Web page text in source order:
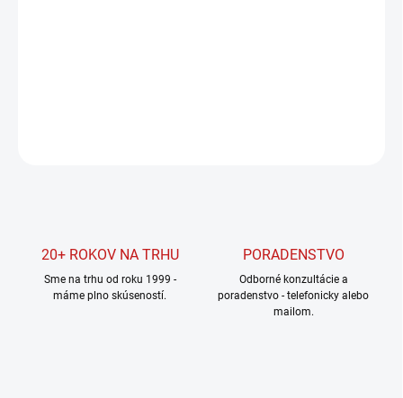
20+ ROKOV NA TRHU
Sme na trhu od roku 1999 -
máme plno skúseností.
PORADENSTVO
Odborné konzultácie a
poradenstvo - telefonicky alebo
mailom.